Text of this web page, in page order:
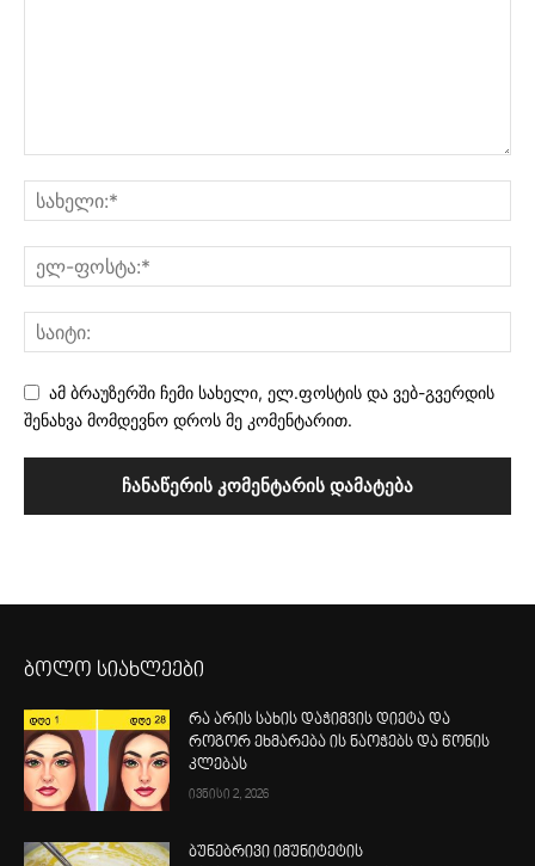
ამ ბრაუზერში ჩემი სახელი, ელ.ფოსტის და ვებ-გვერდის
შენახვა მომდევნო დროს მე კომენტარით.
ბოლო სიახლეები
რა არის სახის დაჭიმვის დიეტა და
როგორ ეხმარება ის ნაოჭებს და წონის
კლებას
ივნისი 2, 2026
ბუნებრივი იმუნიტეტის